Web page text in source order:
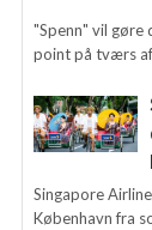
"Spenn" vil gøre
point på tværs
Singapore
København fra